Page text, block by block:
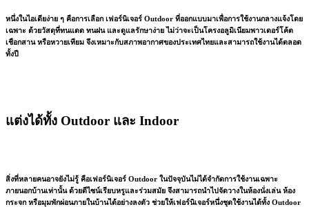
หนึ่งในไอเดียง่าย ๆ คือการเลือก เฟอร์นิเจอร์ Outdoor ที่ออกแบบมาเพื่อการใช้งานกลางแจ้งโดย
เฉพาะ ด้วยวัสดุที่ทนแดด ทนฝน และดูแลรักษาง่าย ไม่ว่าจะเป็นโครงอลูมิเนียมพาวเดอร์โค้ต
เชือกสาน หรือหวายเทียม จึงเหมาะกับสภาพอากาศของประเทศไทยและสามารถใช้งานได้ตลอด
ทั้งปี
แต่งได้ทั้ง Outdoor และ Indoor
สิ่งที่หลายคนอาจยังไม่รู้ คือเฟอร์นิเจอร์ Outdoor ในปัจจุบันไม่ได้จำกัดการใช้งานเฉพาะ
ภายนอกบ้านเท่านั้น ด้วยดีไซน์เรียบหรูและร่วมสมัย จึงสามารถนำไปจัดวางในห้องนั่งเล่น ห้อง
กระจก หรือมุมพักผ่อนภายในบ้านได้อย่างลงตัว ช่วยให้เฟอร์นิเจอร์หนึ่งชุดใช้งานได้ทั้ง Outdoor